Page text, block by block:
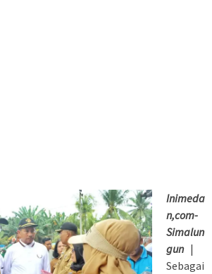
Inimeda
n,com-
Simalun
gun |
Sebagai